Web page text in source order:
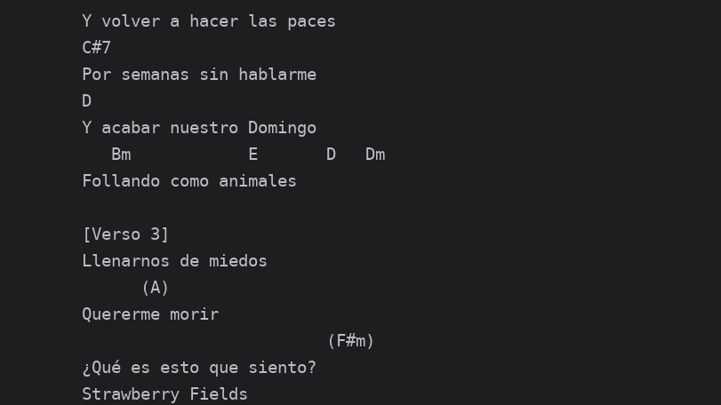
Y volver a hacer las paces
C#7
Por semanas sin hablarme
D
Y acabar nuestro Domingo
   Bm            E       D   Dm
Follando como animales
[Verso 3]
Llenarnos de miedos
      (A)
Quererme morir
                         (F#m)
¿Qué es esto que siento?
Strawberry Fields